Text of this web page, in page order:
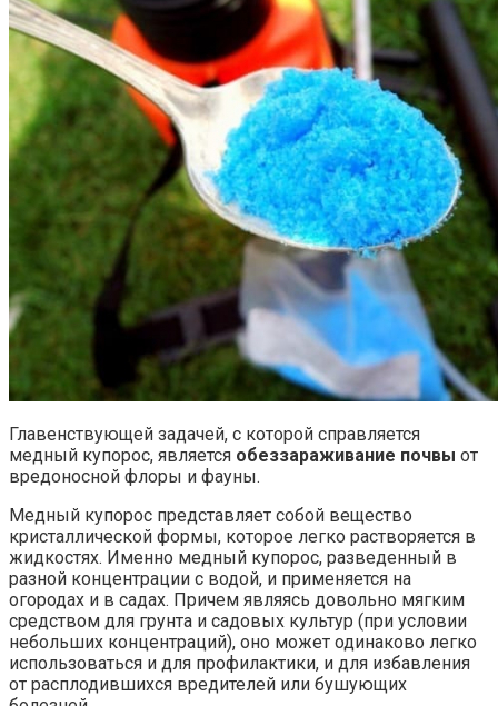
Главенствующей задачей, с которой справляется
медный купорос, является обеззараживание почвы от
вредоносной флоры и фауны.
Медный купорос представляет собой вещество
кристаллической формы, которое легко растворяется в
жидкостях. Именно медный купорос, разведенный в
разной концентрации с водой, и применяется на
огородах и в садах. Причем являясь довольно мягким
средством для грунта и садовых культур (при условии
небольших концентраций), оно может одинаково легко
использоваться и для профилактики, и для избавления
от расплодившихся вредителей или бушующих